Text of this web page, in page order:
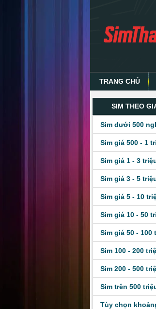
TRANG CHỦ
SIM THEO
Sim dưới 500
Sim giá 500 - 1
Sim giá 1 - 3
Sim giá 3 - 5
Sim giá 5 - 10
Sim giá 10 - 50
Sim giá 50 - 100
Sim 100 - 200
Sim 200 - 500
Sim trên 500
Tùy chọn